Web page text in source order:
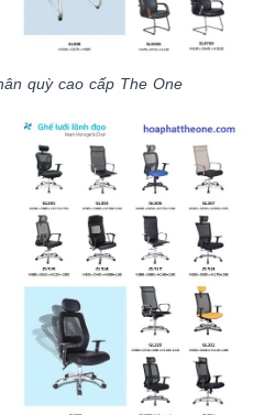
quỳ cao cấp The One